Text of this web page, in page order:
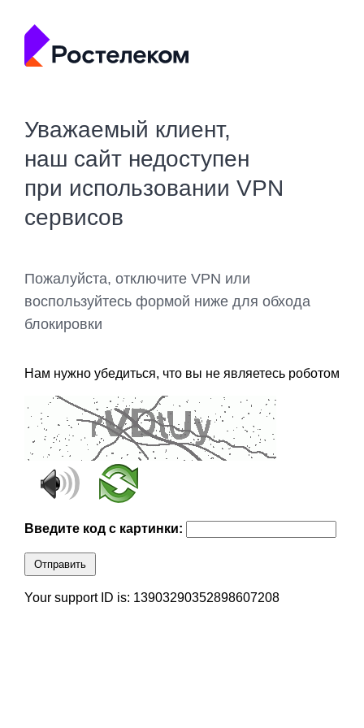
Уважаемый клиент,
наш сайт недоступен
при использовании VPN
сервисов
Пожалуйста, отключите VPN или
воспользуйтесь формой ниже для обхода
блокировки
Нам нужно убедиться, что вы не являетесь роботом
Введите код с картинки:
Отправить
Your support ID is: 13903290352898607208